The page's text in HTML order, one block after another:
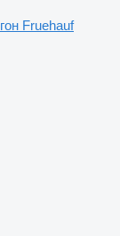
Fruehauf